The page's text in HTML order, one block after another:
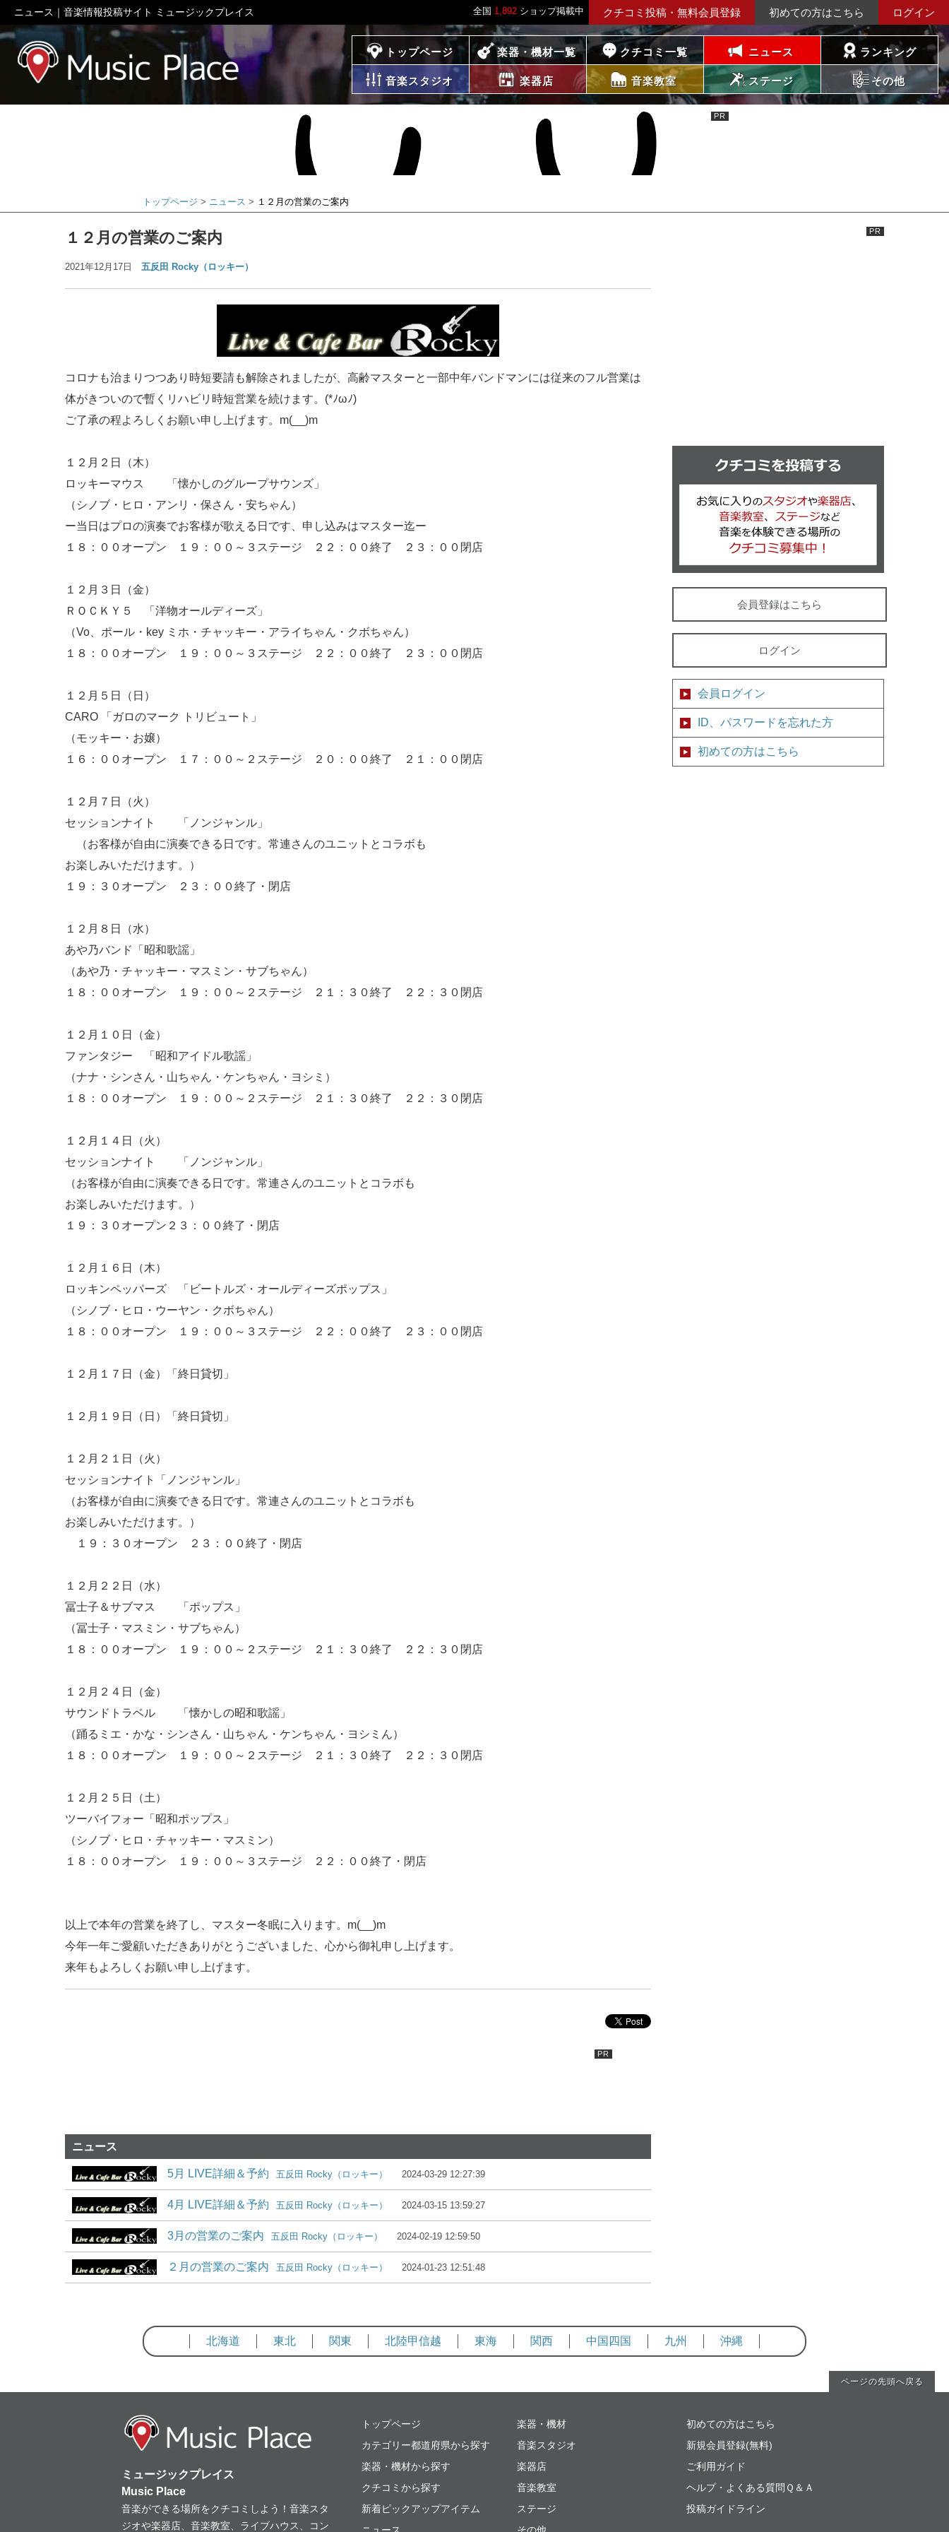
全国 1,892 ショップ掲載中 クチコミ投稿・無料会員登録 初めての方はこちら ログイン
ニュース｜音楽情報投稿サイト ミュージックプレイス
ミュージックプレイス トップページ 楽器・機材一覧 クチコミ一覧 ニュース ランキング
音楽スタジオ 楽器店 音楽教室 ステージ その他
トップページ ニュース １２月の営業のご案内
１２月の営業のご案内
2021年12月17日 五反田 Rocky（ロッキー）
コロナも治まりつつあり時短要請も解除されましたが、高齢マスターと一部中年バンドマンには従来のフル営業は
体がきついので暫くリハビリ時短営業を続けます。(*ﾉωﾉ)
ご了承の程よろしくお願い申し上げます。m(__)m
１２月２日（木）
ロッキーマウス 「懐かしのグループサウンズ」
（シノブ・ヒロ・アンリ・保さん・安ちゃん）
ー当日はプロの演奏でお客様が歌える日です、申し込みはマスター迄ー
１８：００オープン １９：００～３ステージ ２２：００終了 ２３：００閉店
１２月３日（金）
ＲＯＣＫＹ５ 「洋物オールディーズ」
（Vo、ポール・key ミホ・チャッキー・アライちゃん・クボちゃん）
１８：００オープン １９：００～３ステージ ２２：００終了 ２３：００閉店
１２月５日（日）
CARO 「ガロのマーク トリビュート」
（モッキー・お嬢）
１６：００オープン １７：００～２ステージ ２０：００終了 ２１：００閉店
１２月７日（火）
セッションナイト 「ノンジャンル」
（お客様が自由に演奏できる日です。常連さんのユニットとコラボも
お楽しみいただけます。）
１９：３０オープン ２３：００終了・閉店
１２月８日（水）
あや乃バンド「昭和歌謡」
（あや乃・チャッキー・マスミン・サブちゃん）
１８：００オープン １９：００～２ステージ ２１：３０終了 ２２：３０閉店
１２月１０日（金）
ファンタジー 「昭和アイドル歌謡」
（ナナ・シンさん・山ちゃん・ケンちゃん・ヨシミ）
１８：００オープン １９：００～２ステージ ２１：３０終了 ２２：３０閉店
１２月１４日（火）
セッションナイト 「ノンジャンル」
（お客様が自由に演奏できる日です。常連さんのユニットとコラボも
お楽しみいただけます。）
１９：３０オープン２３：００終了・閉店
１２月１６日（木）
ロッキンペッパーズ 「ビートルズ・オールディーズポップス」
（シノブ・ヒロ・ウーヤン・クボちゃん）
１８：００オープン １９：００～３ステージ ２２：００終了 ２３：００閉店
１２月１７日（金）「終日貸切」
１２月１９日（日）「終日貸切」
１２月２１日（火）
セッションナイト「ノンジャンル」
（お客様が自由に演奏できる日です。常連さんのユニットとコラボも
お楽しみいただけます。）
１９：３０オープン ２３：００終了・閉店
１２月２２日（水）
冨士子＆サブマス 「ポップス」
（冨士子・マスミン・サブちゃん）
１８：００オープン １９：００～２ステージ ２１：３０終了 ２２：３０閉店
１２月２４日（金）
サウンドトラベル 「懐かしの昭和歌謡」
（踊るミエ・かな・シンさん・山ちゃん・ケンちゃん・ヨシミん）
１８：００オープン １９：００～２ステージ ２１：３０終了 ２２：３０閉店
１２月２５日（土）
ツーバイフォー「昭和ポップス」
（シノブ・ヒロ・チャッキー・マスミン）
１８：００オープン １９：００～３ステージ ２２：００終了・閉店
以上で本年の営業を終了し、マスター冬眠に入ります。m(__)m
今年一年ご愛顧いただきありがとうございました、心から御礼申し上げます。
来年もよろしくお願い申し上げます。
ニュース
5月 LIVE詳細＆予約 五反田 Rocky（ロッキー） 2024-03-29 12:27:39
4月 LIVE詳細＆予約 五反田 Rocky（ロッキー） 2024-03-15 13:59:27
3月の営業のご案内 五反田 Rocky（ロッキー） 2024-02-19 12:59:50
２月の営業のご案内 五反田 Rocky（ロッキー） 2024-01-23 12:51:48
会員登録はこちら
ログイン
会員ログイン
ID、パスワードを忘れた方
初めての方はこちら
北海道 東北 関東 北陸甲信越 東海 関西 中国四国 九州 沖縄
ページの先頭へ戻る
ミュージックプレイス
ミュージックプレイス
Music Place
音楽ができる場所をクチコミしよう！音楽スタ
ジオや楽器店、音楽教室、ライブハウス、コン
トップページ
カテゴリー都道府県から探す
楽器・機材から探す
クチコミから探す
新着ピックアップアイテム
楽器・機材
音楽スタジオ
楽器店
音楽教室
ステージ
初めての方はこちら
新規会員登録(無料)
ご利用ガイド
ヘルプ・よくある質問Ｑ＆Ａ
投稿ガイドライン